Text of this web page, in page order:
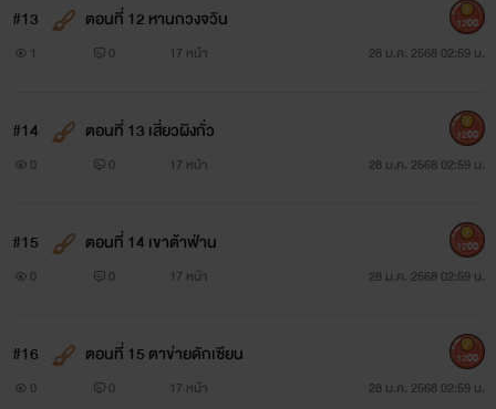
#13 ตอนที่ 12 หานกวงจวิน
1 0 17 หน้า 28 ม.ค. 2568 02:59 น.
1200
#14 ตอนที่ 13 เสี่ยวผิงกั่ว
0 0 17 หน้า 28 ม.ค. 2568 02:59 น.
1200
#15 ตอนที่ 14 เขาต้าฟ่าน
0 0 17 หน้า 28 ม.ค. 2568 02:59 น.
1200
#16 ตอนที่ 15 ตาข่ายดักเซียน
0 0 17 หน้า 28 ม.ค. 2568 02:59 น.
1200